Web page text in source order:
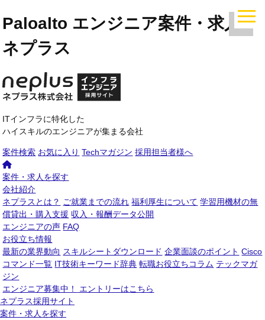
Paloalto エンジニア案件・求人｜
ネプラス
ITインフラに特化した
ハイスキルのエンジニアが集まる会社
案件検索 お気に入り Techマガジン 採用担当者様へ
案件・求人を探す
会社紹介
ネプラスとは？ ご就業までの流れ 福利厚生について 学習用機材の無
償貸出・購入支援 収入・報酬データ公開
エンジニアの声 FAQ
お役立ち情報
最新の業界動向 スキルシートダウンロード 企業面談のポイント Cisco
コマンド一覧 IT技術キーワード辞典 転職お役立ちコラム テックマガ
ジン
エンジニア募集中！
エントリーはこちら
ネプラス採用サイト
案件・求人を探す